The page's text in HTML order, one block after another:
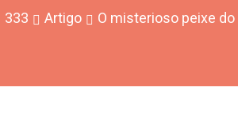
333 Artigo O misterioso peixe